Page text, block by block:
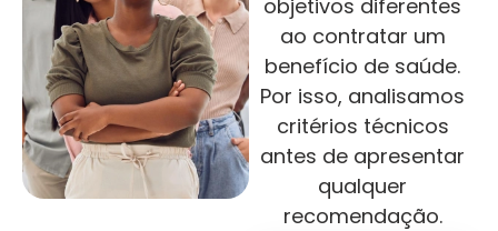
objetivos diferentes
ao contratar um
benefício de saúde.
Por isso, analisamos
critérios técnicos
antes de apresentar
qualquer
recomendação.